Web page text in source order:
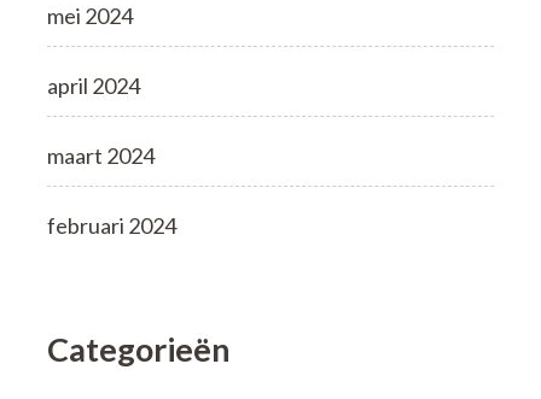
mei 2024
april 2024
maart 2024
februari 2024
Categorieën